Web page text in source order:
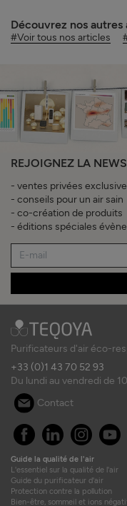
Découvrez nos
#Voir tous nos articles
REJOIGNEZ LA
- ventes privées
- conseils pour un air sain
- co-création de produits
- éditions spéciales
Purificateurs d'air éco-
+33 (0)1 43 70 52 93
Du lundi au vendredi de
Contact
Guide la qualité de l'air
L'essentiel sur la qualité de l'air
Guide du purificateur d'air
Protection contre la pollution
Bien-être, sommeil et ions